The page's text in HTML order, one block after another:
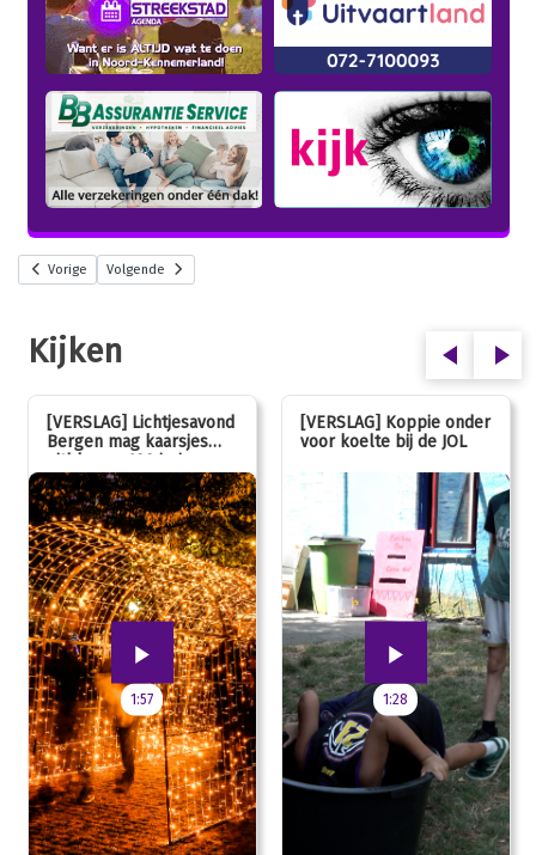
Vorige Volgende
Kijken
[VERSLAG] Lichtjesavond
Bergen mag kaarsjes
uitblazen: 100 jarig
jubileum!
1:57
[VERSLAG] Koppie onder
voor koelte bij de JOL
1:28